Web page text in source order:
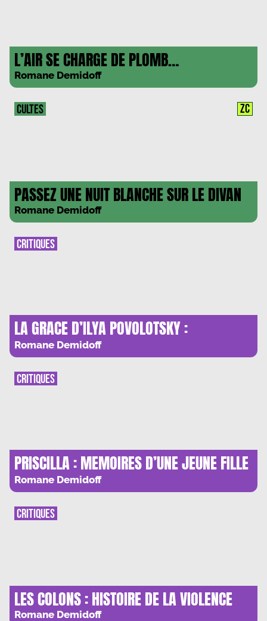
L’AIR SE CHARGE DE PLOMB…
Romane Demidoff
PASSEZ UNE NUIT BLANCHE SUR LE DIVAN
Romane Demidoff
CULTES ZC
LA GRACE D’ILYA POVOLOTSKY :
KALEIDOSCOPE RUSSE
Romane Demidoff
CRITIQUES
PRISCILLA : MEMOIRES D’UNE JEUNE FILLE
RANGEE
Romane Demidoff
CRITIQUES
LES COLONS : HISTOIRE DE LA VIOLENCE
Romane Demidoff
CRITIQUES